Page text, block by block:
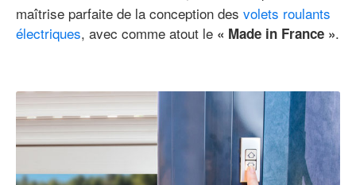
maîtrise parfaite de la conception des volets roulants
électriques, avec comme atout le « Made in France ».